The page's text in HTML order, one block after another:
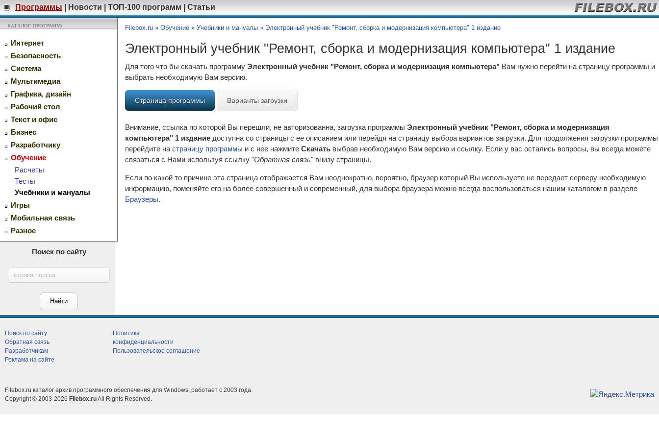
Программы Новости ТОП-100 программ Статьи
КАТАЛОГ ПРОГРАММ:
Интернет
Безопасность
Система
Мультимедиа
Графика, дизайн
Рабочий стол
Текст и офис
Бизнес
Разработчику
Обучение
Расчеты
Тесты
Учебники и мануалы
Игры
Мобильная связь
Разное
Поиск по сайту
Filebox.ru » Обучение » Учебники и мануалы » Электронный учебник "Ремонт, сборка и модернизация компьютера" 1 издание
Электронный учебник "Ремонт, сборка и модернизация компьютера" 1 издание
Для того что бы скачать программу Электронный учебник "Ремонт, сборка и модернизация компьютера" Вам нужно перейти на страницу программы и
выбрать необходимую Вам версию.
Страница программы Варианты загрузки
Внимание, ссылка по которой Вы перешли, не авторизованна, загрузка программы Электронный учебник "Ремонт, сборка и модернизация
компьютера" 1 издание доступна со страницы с ее описанием или перейдя на страницу выбора вариантов загрузки. Для продолжения загрузки программы
перейдите на страницу программы и с нее нажмите Скачать выбрав необходимую Вам версию и ссылку. Если у вас остались вопросы, вы всегда можете
связаться с Нами используя ссылку "Обратная связь" внизу страницы.
Если по какой то причине эта страница отображается Вам неоднократно, вероятно, браузер который Вы используете не передает серверу необходимую
информацию, поменяйте его на более совершенный и современный, для выбора браузера можно всегда воспользоваться нашим каталогом в разделе
Браузеры.
Поиск по сайту
Обратная связь
Разработчикам
Реклама на сайте
Политика
конфиденциальности
Пользовательское соглашение
Filebox.ru каталог архив программного обеспечения для Windows, работает с 2003 года.
Copyright © 2003-2026 Filebox.ruAll Rights Reserved.